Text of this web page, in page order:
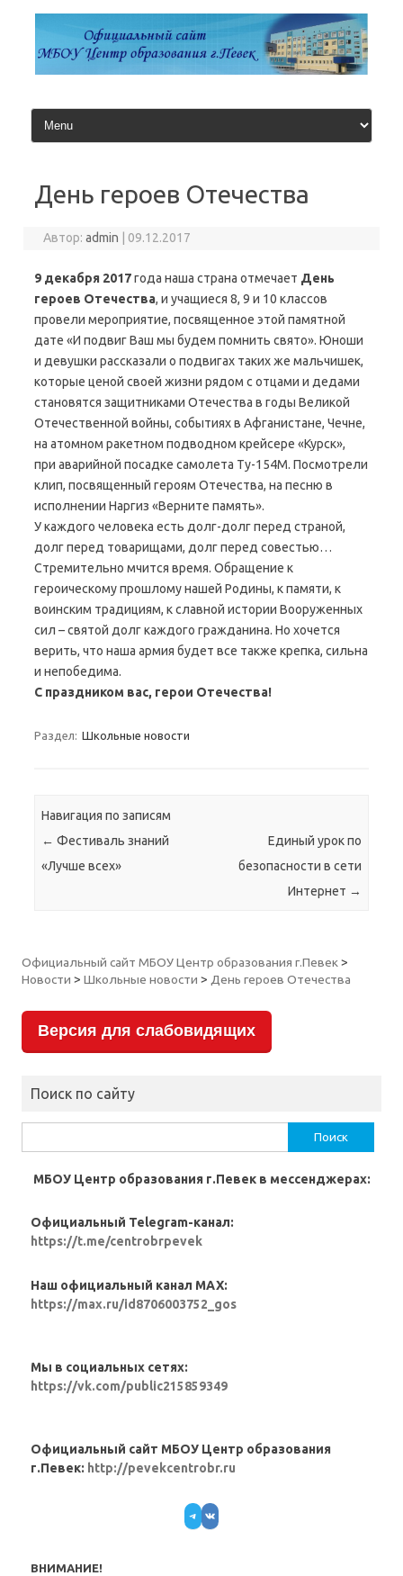
содержимому
День героев Отечества
Автор:admin 09.12.2017
9 декабря 2017года наша страна отмечает День
героев Отечества, и учащиеся 8, 9 и 10 классов
провели мероприятие, посвященное этой памятной
дате «И подвиг Ваш мы будем помнить свято». Юноши
и девушки рассказали о подвигах таких же мальчишек,
которые ценой своей жизни рядом с отцами и дедами
становятся защитниками Отечества в годы Великой
Отечественной войны, событиях в Афганистане, Чечне,
на атомном ракетном подводном крейсере «Курск»,
при аварийной посадке самолета Ту-154М. Посмотрели
клип, посвященный героям Отечества, на песню в
исполнении Наргиз «Верните память».
У каждого человека есть долг-долг перед страной,
долг перед товарищами, долг перед совестью…
Стремительно мчится время. Обращение к
героическому прошлому нашей Родины, к памяти, к
воинским традициям, к славной истории Вооруженных
сил – святой долг каждого гражданина. Но хочется
верить, что наша армия будет все также крепка, сильна
и непобедима.
С праздником вас, герои Отечества!
Раздел: Школьные новости
Навигация по записям
← Фестиваль знаний
«Лучше всех»
Единый урок по
безопасности в сети
Интернет →
Официальный сайт МБОУ Центр образования г.Певек>
Новости > Школьные новости > День героев Отечества
Версия для слабовидящих
Поиск по сайту
МБОУ Центр образования г.Певек в мессенджерах:
Официальный Telegram-канал:
https://t.me/centrobrpevek
Наш официальный канал MAX:
https://max.ru/id8706003752_gos
Мы в социальных сетях:
https://vk.com/public215859349
Официальный сайт МБОУ Центр образования
г.Певек: http://pevekcentrobr.ru
Telegram
VK
ВНИМАНИЕ!